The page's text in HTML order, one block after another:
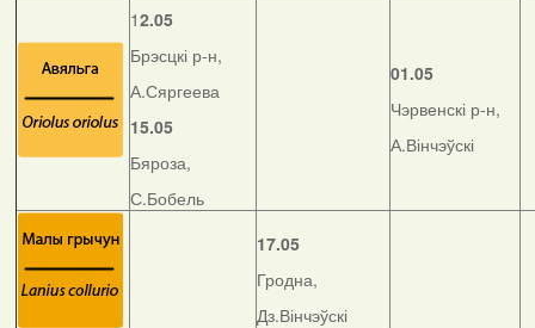
12.05
Брэсцкі р-н,
А.Сяргеева
15.05
Бяроза,
С.Бобель
01.05
Чэрвенскі р-н,
А.Вінчэўскі
17.05
Гродна,
Дз.Вінчэўскі